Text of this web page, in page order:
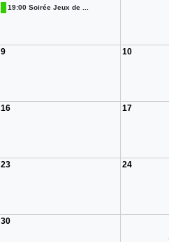
19:00 Soirée Jeux de ...
9 10
16 17
23 24
30